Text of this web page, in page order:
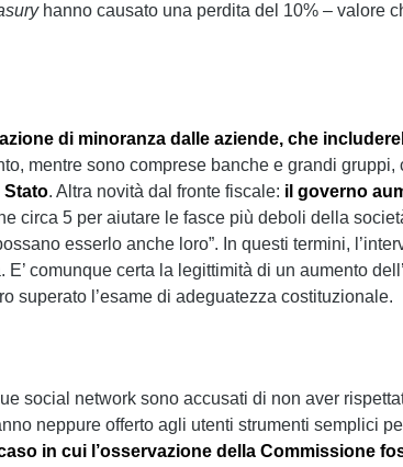
hanno causato una perdita del 10% – valore
di minoranza dalle aziende, che
mentre sono comprese banche e grandi gruppi,
Stato. Altra novità dal fronte fiscale: il governo
circa 5 per aiutare le fasce più deboli della
esserlo anche loro”. In questi termini,
comunque certa la legittimità di un aumento
superato l’esame di adeguatezza costituzionale.
social network sono accusati di non aver
neppure offerto agli utenti strumenti semplici
in cui l’osservazione della Commissione